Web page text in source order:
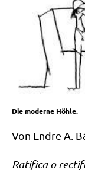
Die moderne Höhle.
Von End­re A.
Rati­fi­ca o